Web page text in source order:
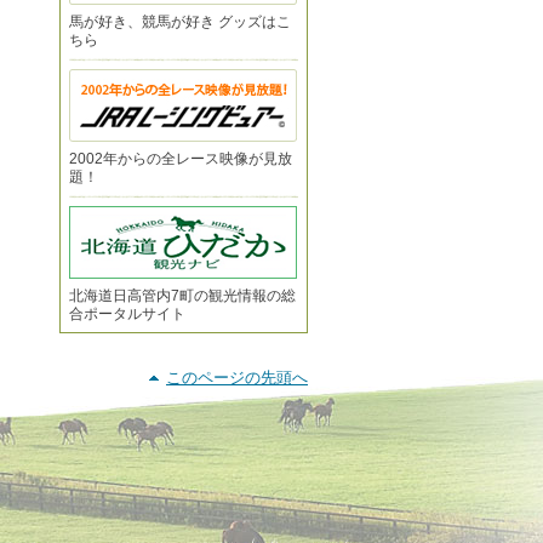
馬が好き、競馬が好き グッズはこ
ちら
2002年からの全レース映像が見放
題！
北海道日高管内7町の観光情報の総
合ポータルサイト
このページの先頭へ